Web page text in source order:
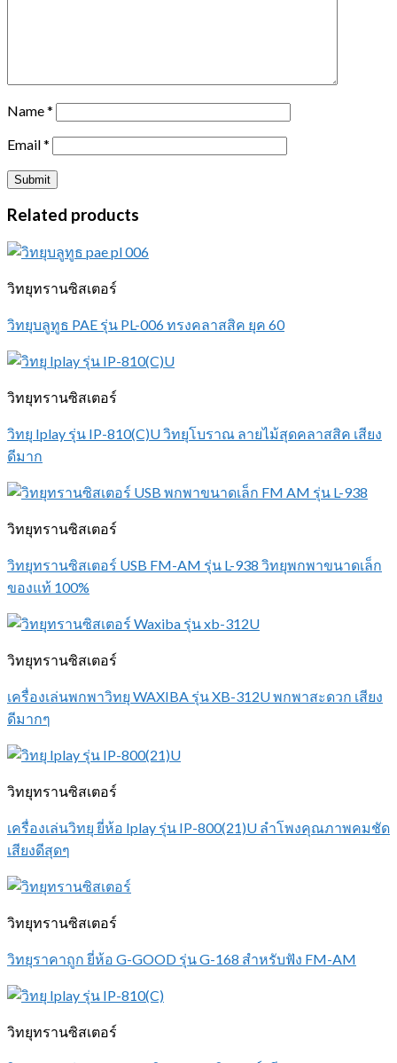
Name*
Email*
Related products
วิทยุทรานซิสเตอร์
วิทยุบลูทูธ PAE รุ่น PL-006 ทรงคลาสสิค ยุค 60
วิทยุทรานซิสเตอร์
วิทยุ Iplay รุ่น IP-810(C)U วิทยุโบราณ ลายไม้สุดคลาสสิค เสียง
ดีมาก
วิทยุทรานซิสเตอร์
วิทยุทรานซิสเตอร์ USB FM-AM รุ่น L-938 วิทยุพกพาขนาดเล็ก
ของแท้ 100%
วิทยุทรานซิสเตอร์
เครื่องเล่นพกพาวิทยุ WAXIBA รุ่น XB-312U พกพาสะดวก เสียง
ดีมากๆ
วิทยุทรานซิสเตอร์
เครื่องเล่นวิทยุ ยี่ห้อ Iplay รุ่น IP-800(21)U ลำโพงคุณภาพคมชัด
เสียงดีสุดๆ
วิทยุทรานซิสเตอร์
วิทยุราคาถูก ยี่ห้อ G-GOOD รุ่น G-168 สำหรับฟัง FM-AM
วิทยุทรานซิสเตอร์